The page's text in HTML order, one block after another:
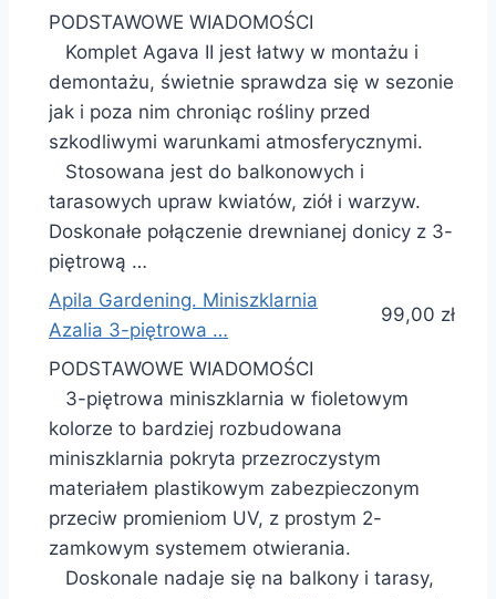
PODSTAWOWE WIADOMOŚCI
Komplet Agava II jest łatwy w montażu i
demontażu, świetnie sprawdza się w sezonie
jak i poza nim chroniąc rośliny przed
szkodliwymi warunkami atmosferycznymi.
Stosowana jest do balkonowych i
tarasowych upraw kwiatów, ziół i warzyw.
Doskonałe połączenie drewnianej donicy z 3-
piętrową …
Apila Gardening. Miniszklarnia
Azalia 3-piętrowa …
99,00 zł
PODSTAWOWE WIADOMOŚCI
3-piętrowa miniszklarnia w fioletowym
kolorze to bardziej rozbudowana
miniszklarnia pokryta przezroczystym
materiałem plastikowym zabezpieczonym
przeciw promieniom UV, z prostym 2-
zamkowym systemem otwierania.
Doskonale nadaje się na balkony i tarasy,